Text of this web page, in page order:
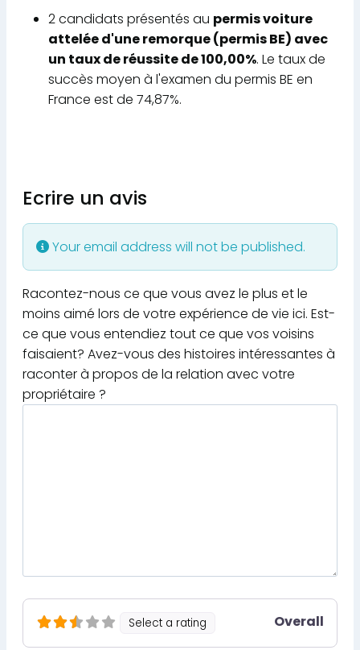
2 candidats présentés au permis voiture
attelée d'une remorque (permis BE) avec
un taux de réussite de 100,00%. Le taux de
succès moyen à l'examen du permis BE en
France est de 74,87%.
Ecrire un avis
Your email address will not be published.
Racontez-nous ce que vous avez le plus et le
moins aimé lors de votre expérience de vie ici. Est-
ce que vous entendiez tout ce que vos voisins
faisaient? Avez-vous des histoires intéressantes à
raconter à propos de la relation avec votre
propriétaire ?
Select a rating Overall